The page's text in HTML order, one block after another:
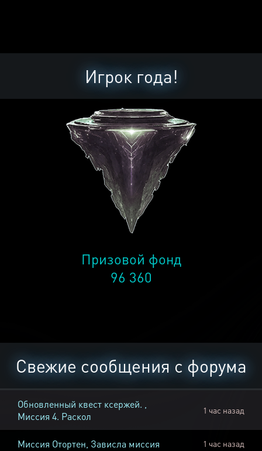
Игрок года!
Призовой фонд
96 360
Свежие сообщения с форума
Обновленный квест ксержей. ,
Миссия 4. Раскол
1 час назад
Миссия Отортен, Зависла миссия 1 час назад